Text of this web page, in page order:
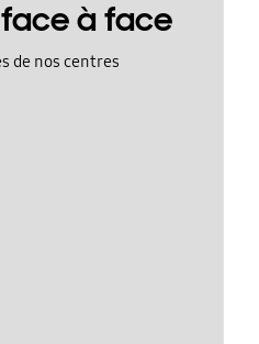
à face
de nos centres